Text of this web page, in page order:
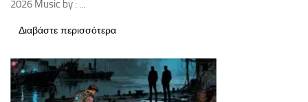
2026 Music by : ...
Διαβάστε περισσότερα